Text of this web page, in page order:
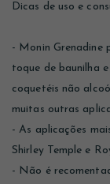
Dicas de uso e
- Monin Grenadine
toque de baunilha
coquetéis não
muitas outras
- As aplicações
Shirley Temple e
- Não é